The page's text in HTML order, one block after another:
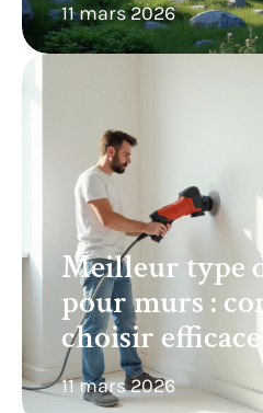
11 mars 2026
Meilleur type
pour murs :
choisir
11 mars 2026